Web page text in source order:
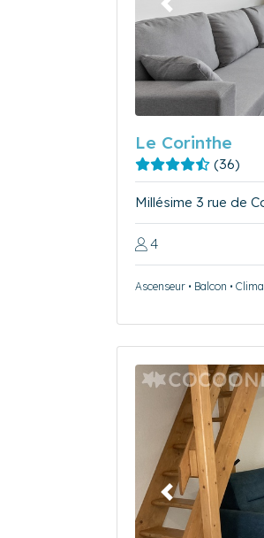
Précédent
Le Corinthe
(36)
Millésime 3 rue de
4
Ascenseur • Balcon •
Précédent